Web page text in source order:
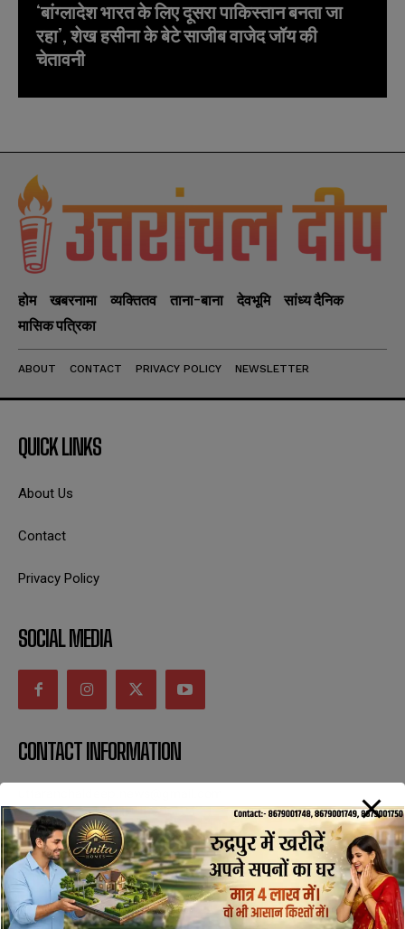
‘बांग्लादेश भारत के लिए दूसरा पाकिस्तान बनता जा
रहा’, शेख हसीना के बेटे साजीब वाजेद जॉय की
चेतावनी
होम खबरनामा व्यक्तितव ताना-बाना देवभूमि
सांध्य दैनिक
मासिक पत्रिका
ABOUT CONTACT PRIVACY POLICY NEWSLETTER
QUICK LINKS
About Us
Contact
Privacy Policy
SOCIAL MEDIA
CONTACT INFORMATION
SUBSCRIBE NOW